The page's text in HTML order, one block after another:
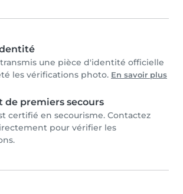
une pièce d'identité officielle
les vérifications photo. En savoir plus
de premiers secours
certifié en secourisme. Contactez
pour vérifier les